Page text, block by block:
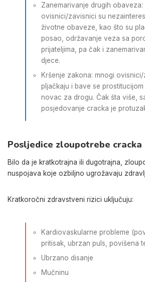
Zanemarivanje drugih obaveza:
ovisnici/zavisnici su
životne obaveze, kao što su
posao, održavanje veza sa
prijateljima, pa čak i
djece.
Kršenje zakona: mnogi ovisnici/
pljačkaju i bave se
novac za drogu. Čak šta više,
posjedovanje cracka je
Posljedice zloupotrebe cracka
Bilo da je kratkotrajna ili dugotrajna,
nuspojava koje ozbiljno ugrožavaju
Kratkoročni zdravstveni rizici uključuju:
Kardiovaskularne probleme
pritisak, ubrzan puls, povišena
Ubrzano disanje
Mučninu